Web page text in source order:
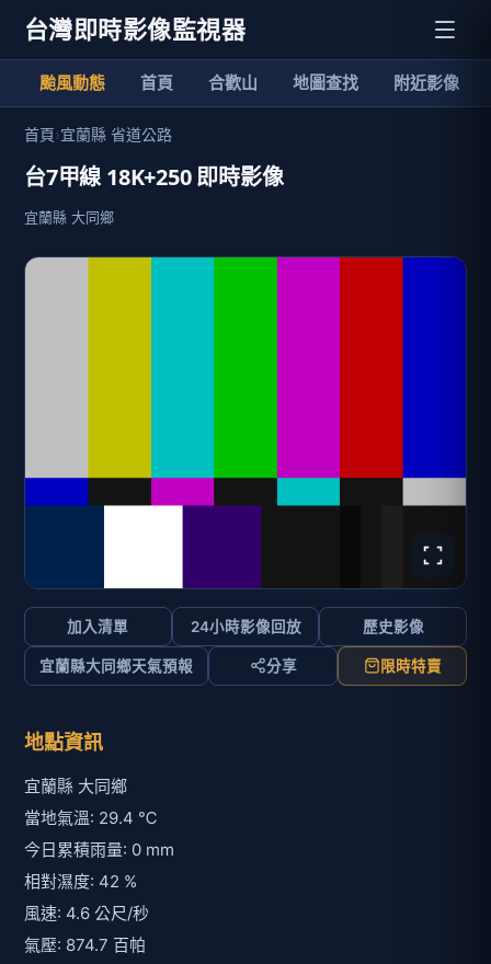
台灣即時影像監視器
颱風動態 首頁 合歡山 地圖查找 附近影像
首頁›宜蘭縣 省道公路
台7甲線 18K+250 即時影像
宜蘭縣 大同鄉
加入清單 24小時影像回放 歷史影像
宜蘭縣大同鄉天氣預報 分享 限時特賣
地點資訊
宜蘭縣 大同鄉
當地氣溫: 29.4 ℃
今日累積雨量: 0 mm
相對濕度: 42 %
風速: 4.6 公尺/秒
氣壓: 874.7 百帕